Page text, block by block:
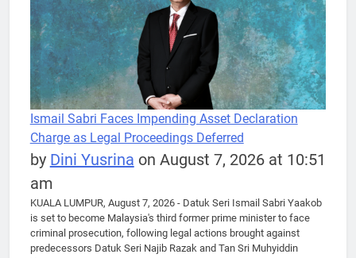
Ismail Sabri Faces Impending Asset Declaration
Charge as Legal Proceedings Deferred
by Dini Yusrina on August 7, 2026 at 10:51
am
KUALA LUMPUR, August 7, 2026 - Datuk Seri Ismail Sabri Yaakob
is set to become Malaysia's third former prime minister to face
criminal prosecution, following legal actions brought against
predecessors Datuk Seri Najib Razak and Tan Sri Muhyiddin